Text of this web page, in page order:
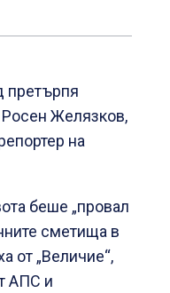
претърпя
Росен Желязков,
на
беше „провал
сметища в
от „Величие“,
АПС и